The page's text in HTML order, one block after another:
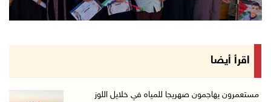
الطقس: أجواء صافية صيفية والحرارة حول معدلها ...
تواصل انتهاكات الاحتلال والمستعمرين: اعتقالات ...
الاحتلال يخطر باقتلاع أشجار من 310 دونمات وال ...
اقرأ أيضا
مستعمرون يهاجمون صهريجا للمياه في خلايل اللوز